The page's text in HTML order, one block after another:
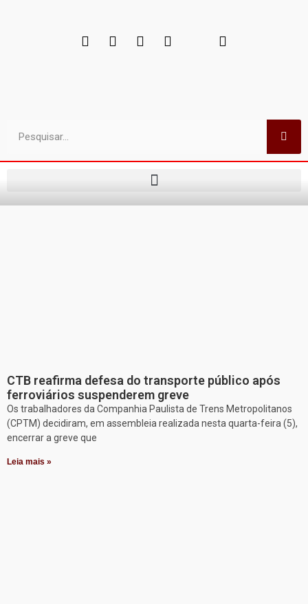
CTB reafirma defesa do transporte público após
ferroviários suspenderem greve
Os trabalhadores da Companhia Paulista de Trens Metropolitanos
(CPTM) decidiram, em assembleia realizada nesta quarta-feira (5),
encerrar a greve que
Leia mais »